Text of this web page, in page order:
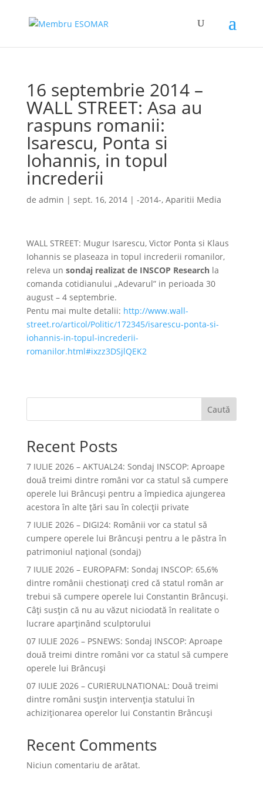
16 septembrie 2014 –
WALL STREET: Asa au
raspuns romanii:
Isarescu, Ponta si
Iohannis, in topul
increderii
de admin | sept. 16, 2014| -2014-, Aparitii Media
WALL STREET: Mugur Isarescu, Victor Ponta si Klaus
Iohannis se plaseaza in topul increderii romanilor,
releva un sondaj realizat de INSCOP Researchla
comanda cotidianului „Adevarul” in perioada 30
august – 4 septembrie.
Pentu mai multe detalii: http://www.wall-
street.ro/articol/Politic/172345/isarescu-ponta-si-
iohannis-in-topul-increderii-
romanilor.html#ixzz3DSjlQEK2
Caută
Recent Posts
7 IULIE 2026 – AKTUAL24: Sondaj INSCOP: Aproape
două treimi dintre români vor ca statul să cumpere
operele lui Brâncuşi pentru a împiedica ajungerea
acestora în alte ţări sau în colecţii private
7 IULIE 2026 – DIGI24: Românii vor ca statul să
cumpere operele lui Brâncuși pentru a le păstra în
patrimoniul național (sondaj)
7 IULIE 2026 – EUROPAFM: Sondaj INSCOP: 65,6%
dintre românii chestionați cred că statul român ar
trebui să cumpere operele lui Constantin Brâncuși.
Câți susțin că nu au văzut niciodată în realitate o
lucrare aparținând sculptorului
07 IULIE 2026 – PSNEWS: Sondaj INSCOP: Aproape
două treimi dintre români vor ca statul să cumpere
operele lui Brâncuși
07 IULIE 2026 – CURIERULNATIONAL: Două treimi
dintre români susțin intervenția statului în
achiziționarea operelor lui Constantin Brâncuși
Recent Comments
Niciun comentariu de arătat.